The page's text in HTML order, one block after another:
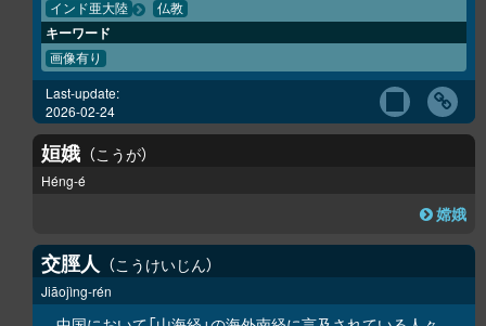
インド亜大陸 仏教
キーワード
画像有り
Last-update:
2026-02-24
姮娥 こうが
Héng-é
嫦娥
交脛人 こうけいじん
Jiāojìng-rén